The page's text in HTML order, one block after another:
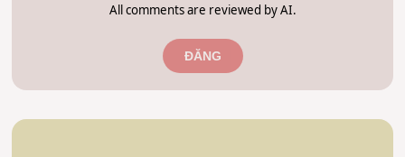
All comments are reviewed by AI.
ĐĂNG